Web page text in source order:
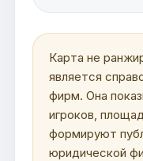
Карта не
является
фирм. Она
игроков,
формируют
юридической